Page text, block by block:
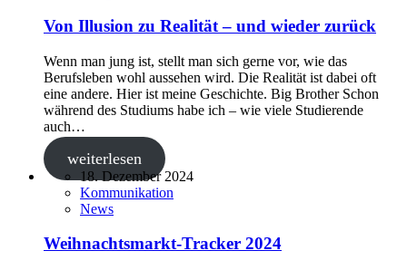
Von Illusion zu Realität – und wieder zurück
Wenn man jung ist, stellt man sich gerne vor, wie das
Berufsleben wohl aussehen wird. Die Realität ist dabei oft
eine andere. Hier ist meine Geschichte. Big Brother Schon
während des Studiums habe ich – wie viele Studierende
auch…
weiterlesen
18. Dezember 2024
Kommunikation
News
Weihnachtsmarkt-Tracker 2024